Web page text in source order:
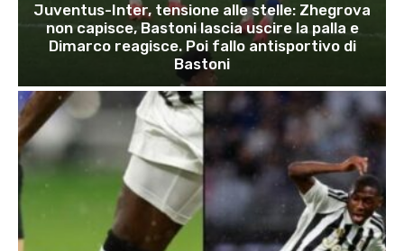
Juventus-Inter, tensione alle stelle: Zhegrova
non capisce, Bastoni lascia uscire la palla e
Dimarco reagisce. Poi fallo antisportivo di
Bastoni